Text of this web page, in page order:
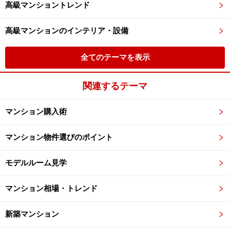
高級マンショントレンド
高級マンションのインテリア・設備
全てのテーマを表示
関連するテーマ
マンション購入術
マンション物件選びのポイント
モデルルーム見学
マンション相場・トレンド
新築マンション